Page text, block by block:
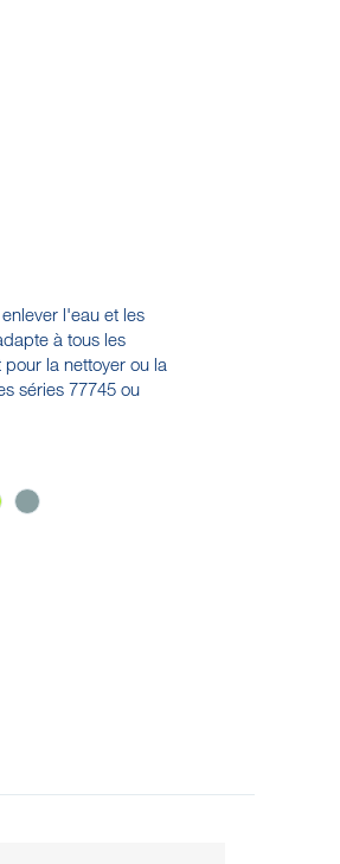
l'eau et les
à tous les
la nettoyer ou la
séries 77745 ou